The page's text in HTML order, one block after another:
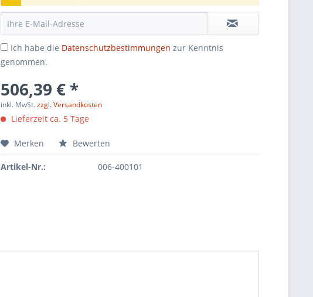
Ich habe die Datenschutzbestimmungen zur Kenntnis
genommen.
506,39 € *
inkl. MwSt.zzgl. Versandkosten
Lieferzeit ca. 5 Tage
Merken Bewerten
Artikel-Nr.: 006-400101